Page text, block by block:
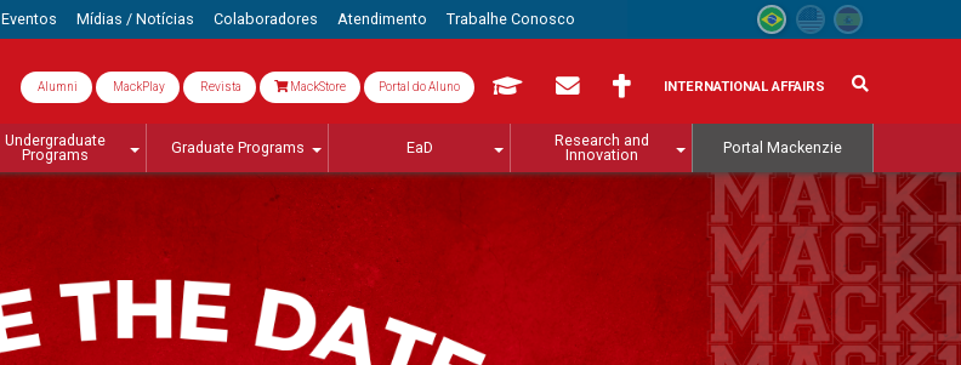
Eventos Mídias / Notícias Colaboradores Atendimento Trabalhe Conosco
Alumni MackPlay Revista MackStore Portal do Aluno INTERNATIONAL AFFAIRS
Undergraduate
Programs
Graduate Programs EaD
Research and
Innovation
Portal Mackenzie